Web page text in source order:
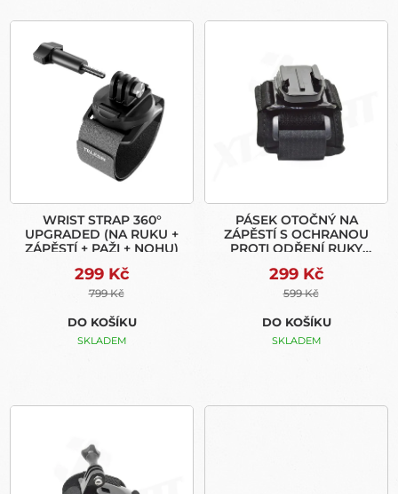
R
V
U
WRIST STRAP 360°
UPGRADED (NA RUKU +
ZÁPĚSTÍ + PAŽI + NOHU)
299 Kč
799 Kč
DO KOŠÍKU
SKLADEM
PÁSEK OTOČNÝ NA
ZÁPĚSTÍ S OCHRANOU
PROTI ODŘENÍ RUKY
299 Kč
599 Kč
DO KOŠÍKU
SKLADEM